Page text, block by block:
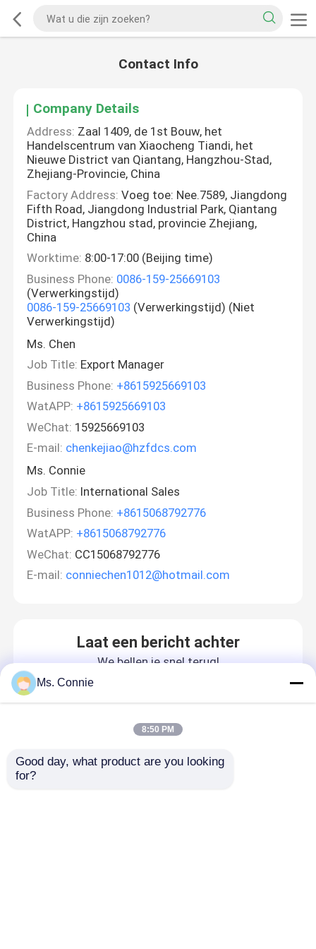
Contact Info
Company Details
Address: Zaal 1409, de 1st Bouw, het
Handelscentrum van Xiaocheng Tiandi, het
Nieuwe District van Qiantang, Hangzhou-Stad,
Zhejiang-Provincie, China
Factory Address: Voeg toe: Nee.7589, Jiangdong
Fifth Road, Jiangdong Industrial Park, Qiantang
District, Hangzhou stad, provincie Zhejiang,
China
Worktime: 8:00-17:00 (Beijing time)
Business Phone: 0086-159-25669103
(Verwerkingstijd)
0086-159-25669103 (Verwerkingstijd) (Niet
Verwerkingstijd)
Ms. Chen
Job Title: Export Manager
Business Phone: +8615925669103
WatAPP: +8615925669103
WeChat: 15925669103
E-mail: chenkejiao@hzfdcs.com
Ms. Connie
Job Title: International Sales
Business Phone: +8615068792776
WatAPP: +8615068792776
WeChat: CC15068792776
E-mail: conniechen1012@hotmail.com
Laat een bericht achter
We bellen je snel terug!
Ms. Connie
8:50 PM
Good day, what product are you looking
for?